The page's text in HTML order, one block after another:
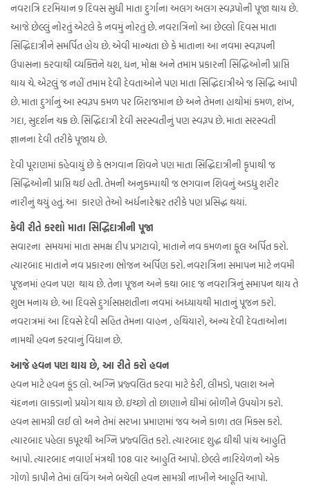
નવરાત્રિ દરમિયાન 9 દિવસ સુધી માતા દુર્ગાના અલગ અલગ સ્વરૂપોની પૂજા થાય છે.
આજે છેલ્લું નોરતું એટલે કે નવમું નોરતું છે. નવરાત્રિનો આ છેલ્લો દિવસ માતા
સિદ્ધિદાત્રીને સમર્પિત હોય છે. એવી માન્યતા છે કે માતાના આ નવમા સ્વરૂપની
ઉપાસના કરવાથી વ્યક્તિને યશ, ધન, મોક્ષ અને તમામ પ્રકારની સિદ્ધિઓની પ્રાપ્તિ
થાય ચે. એટલું જ નહીં તમામ દેવી દેવતાઓને પણ માતા સિદ્ધિદાત્રીએ જ સિદ્ધિ આપી
છે. માતા દુર્ગાનું આ સ્વરૂપ કમળ પર બિરાજમાન છે અને તેમના હાથોમાં કમળ, શંખ,
ગદા, સુદર્શન ચક્ર છે. સિદ્ધિદાત્રી દેવી સરસ્વતીનું પણ સ્વરૂપ છે. માતા સરસ્વતી
જ્ઞાનના દેવી તરીકે પૂજાય છે.
દેવી પૂરાણમાં કહેવાયું છે કે ભગવાન શિવને પણ માતા સિદ્ધિદાત્રીની કૃપાથી જ
સિદ્ધિઓની પ્રાપ્તિ થઈ હતી. તેમની અનુકમ્પાથી જ ભગવાન શિવનું અડધુ શરીર
નારીનું થયું હતું. આ કારણે તેઓ અર્ધનારેશ્વર તરીકે પણ પ્રસિદ્ધ થયાં.
કેવી રીતે કરશો માતા સિદ્ધિદાત્રીની પૂજા
સવારના સમયમાં માતા સમક્ષ દીપ પ્રગટાવો, માતાને નવ કમળના ફૂલ અર્પિત કરો.
ત્યારબાદ માતાને નવ પ્રકારના ભોજન અર્પિણ કરો. નવરાત્રિના સમાપન માટે નવમી
પૂજનમાં હવન પણ થાય છે. તેના પૂજન અને કથા બાદ જ નવરાત્રિનું સમાપન થાય તે
શુભ મનાય છે. આ દિવસે દુર્ગાસપ્તશતીના નવમાં અધ્યાયથી માતાનું પૂજન કરો.
નવરાત્રમાં આ દિવસે દેવી સહિત તેમના વાહન , હથિયારો, અન્ય દેવી દેવતાઓના
નામથી હવન કરવાનું વિધાન છે.
આજે હવન પણ થાય છે, આ રીતે કરો હવન
હવન માટે હવન કૂંડ લો. અગ્નિ પ્રજ્વલિત કરવા માટે કેરી, લીમડો, પલાશ અને
ચંદનના લાકડાનો પ્રયોગ થાય છે. ઇચ્છો તો છાણાને ઘીમાં બોળીને ઉપયોગ કરો.
હવન સામગ્રી લઈ લો અને તેમાં સરખા પ્રમાણમાં જવ અને કાળા તલ મિક્સ કરો.
ત્યારબાદ પહેલા કપૂરથી અગ્નિ પ્રજ્વલિત કરો. ત્યારબાદ શુદ્ધ ઘીથી પાંચ આહુતિ
આપો. ત્યારબાદ નવાર્ણ મંત્રથી 108 વાર આહુતિ આપો. છેલ્લે નારિયેળનો એક
ગોળો કાપીને તેમાં લવિંગ અને બચેલી હવન સામગ્રી નાખીને આહૂતિ આપો.